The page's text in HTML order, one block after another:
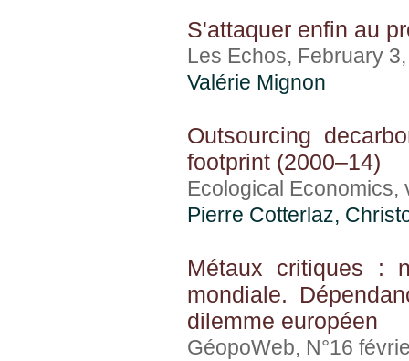
S'attaquer enfin au
Les Echos, February
Valérie Mignon
Outsourcing
footprint (2000–14)
Ecological Economics,
Pierre Cotterlaz,
Métaux critiques :
mondiale.
dilemme européen
GéopoWeb, N°16